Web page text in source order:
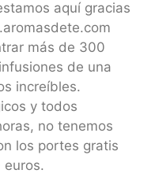
aquí gracias
más de 300
de una
increíbles.
y todos
no tenemos
los portes gratis
euros.